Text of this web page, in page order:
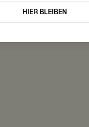
HIER BLEIBEN